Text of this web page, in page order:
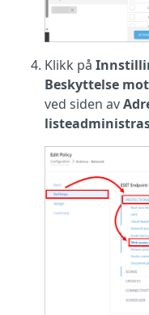
Klikk på
Beskyttelse
ved siden av